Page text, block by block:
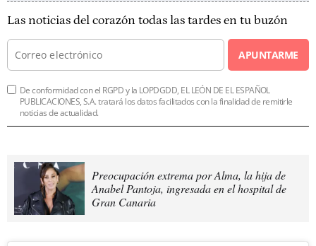
Las noticias del corazón todas las tardes en tu buzón
APUNTARME
De conformidad con el RGPD y la LOPDGDD, EL LEÓN DE EL ESPAÑOL
PUBLICACIONES, S.A. tratará los datos facilitados con la finalidad de remitirle
noticias de actualidad.
Preocupación extrema por Alma, la hija de
Anabel Pantoja, ingresada en el hospital de
Gran Canaria